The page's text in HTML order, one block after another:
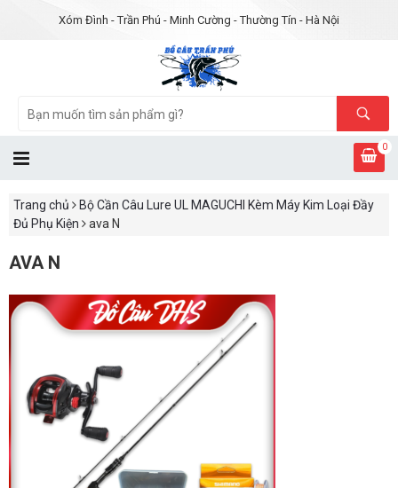
Xóm Đình - Trần Phú - Minh Cường - Thường Tín - Hà Nội
0
Trang chủ
Bộ Cần Câu Lure UL MAGUCHI Kèm Máy Kim Loại Đầy
Đủ Phụ Kiện
ava N
AVA N